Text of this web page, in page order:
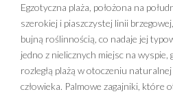
Egzotyczna plaża, położona na
szerokiej i piaszczystej linii
bujną roślinnością, co nadaje jej
jedno z nielicznych miejsc na wyspie,
rozległą plażą w otoczeniu
człowieka. Palmowe zagajniki, które